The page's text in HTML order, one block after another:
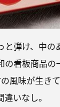
弾け、中
看板商品
風味が生き
いなし。